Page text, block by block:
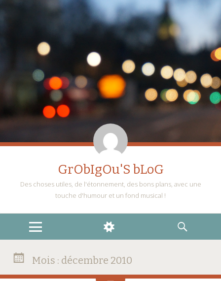
GrObIgOu'S bLoG
Des choses utiles, de l'étonnement, des bons plans, avec une
touche d'humour et un fond musical !
MENU
WIDGETS
RECHERCHE
Mois : décembre 2010